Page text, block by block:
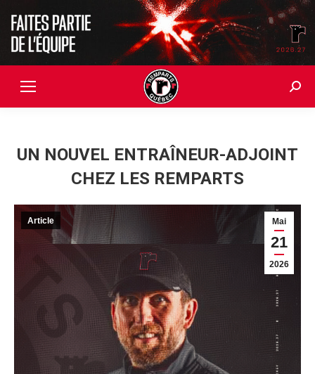
UN NOUVEL ENTRAÎNEUR-ADJOINT
CHEZ LES REMPARTS
Mai
21
2026
Article